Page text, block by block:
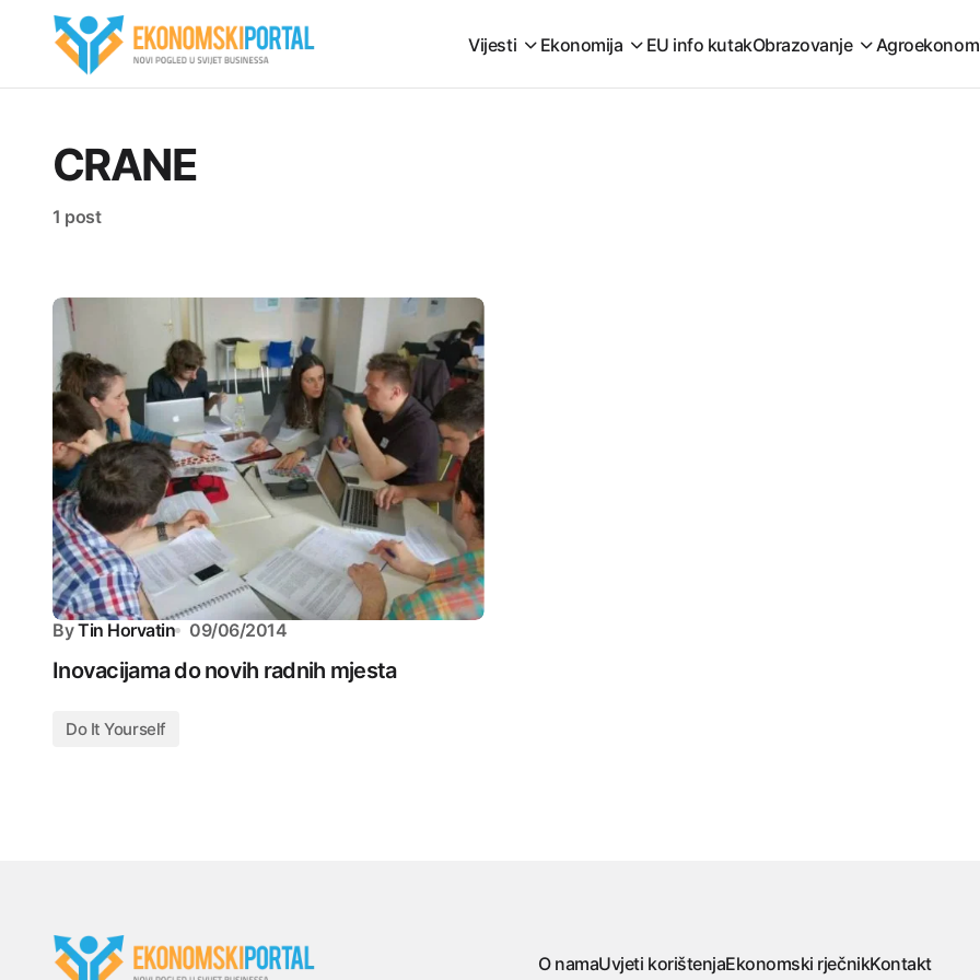
Vijesti Ekonomija EU info kutakObrazovanje
CRANE
1 post
By Tin Horvatin 09/06/2014
Inovacijama do novih radnih mjesta
Do It Yourself
O namaUvjeti korištenjaEkonomski rječnikKontakt